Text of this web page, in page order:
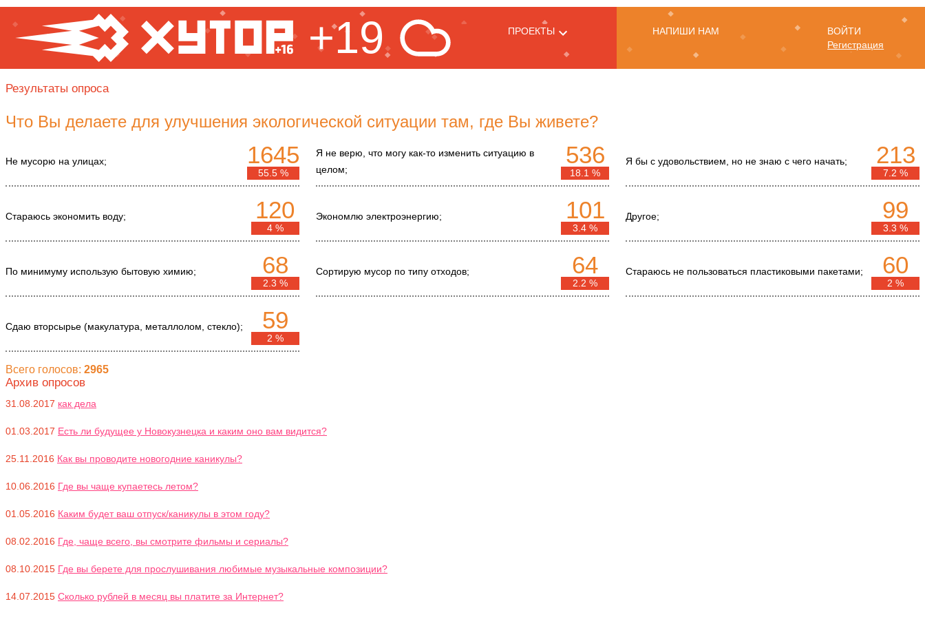
+19 ПРОЕКТЫ НАПИШИ НАМ
ВОЙТИ
Регистрация
Результаты опроса
Что Вы делаете для улучшения экологической ситуации там, где Вы живете?
Не мусорю на улицах; 1645
55.5 %
Я не верю, что могу как-то изменить ситуацию в
целом;
536
18.1 %
Я бы с удовольствием, но не знаю с чего начать; 213
7.2 %
Стараюсь экономить воду; 120
4 %
Экономлю электроэнергию; 101
3.4 %
Другое; 99
3.3 %
По минимуму использую бытовую химию; 68
2.3 %
Сортирую мусор по типу отходов; 64
2.2 %
Стараюсь не пользоваться пластиковыми пакетами; 60
2 %
Сдаю вторсырье (макулатура, металлолом, стекло); 59
2 %
Всего голосов: 2965
Архив опросов
31.08.2017 как дела
01.03.2017 Есть ли будущее у Новокузнецка и каким оно вам видится?
25.11.2016 Как вы проводите новогодние каникулы?
10.06.2016 Где вы чаще купаетесь летом?
01.05.2016 Каким будет ваш отпуск/каникулы в этом году?
08.02.2016 Где, чаще всего, вы смотрите фильмы и сериалы?
08.10.2015 Где вы берете для прослушивания любимые музыкальные композиции?
14.07.2015 Сколько рублей в месяц вы платите за Интернет?